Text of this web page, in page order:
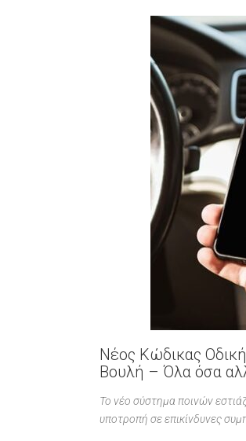
Νέος Κώδικας
Βουλή – Όλα όσα
Το νέο σύστημα ποινών
υποτροπή σε επικίνδυνες